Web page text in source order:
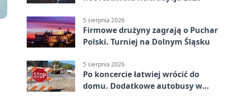
5 sierpnia 2026
Firmowe drużyny zagrają o Puchar
Polski. Turniej na Dolnym Śląsku
5 sierpnia 2026
Po koncercie łatwiej wrócić do
domu. Dodatkowe autobusy w